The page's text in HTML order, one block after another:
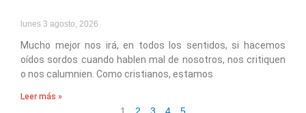
lunes 3 agosto, 2026
Mucho mejor nos irá, en todos los sentidos, si hacemos
oídos sordos cuando hablen mal de nosotros, nos critiquen
o nos calumnien. Como cristianos, estamos
Leer más »